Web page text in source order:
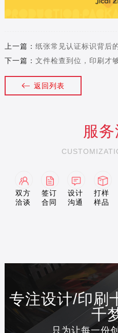
上一篇： 纸张常见认证标识背后
下一篇： 文件检查到位，印刷才
返回列表
服
双方
洽谈
签订
合同
设计
沟通
打样
样品
专注设计/印刷
千
只为让每一份